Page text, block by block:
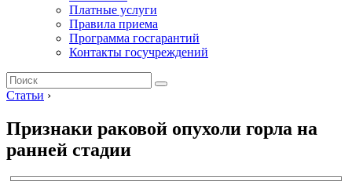
Платные услуги
Правила приема
Программа госгарантий
Контакты госучреждений
Статьи ›
Признаки раковой опухоли горла на
ранней стадии